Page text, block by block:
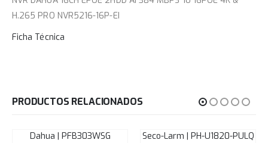
H.265 PRO NVR5216-16P-EI
Ficha Técnica
PRODUCTOS RELACIONADOS
Dahua | PFB303WSG Seco-Larm | PH-U1820-PULQ